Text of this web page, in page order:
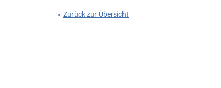
« Zurück zur Übersicht